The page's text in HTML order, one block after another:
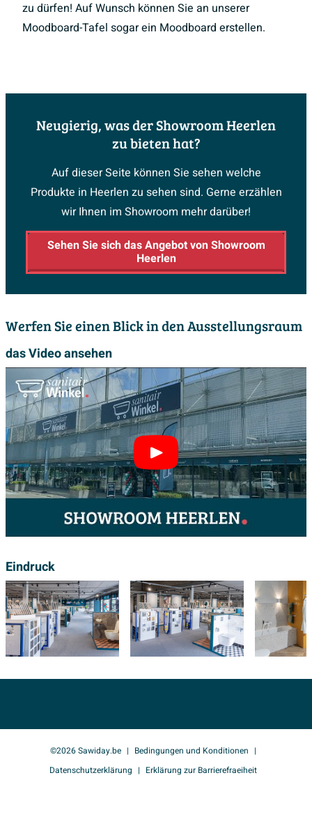
zu dürfen! Auf Wunsch können Sie an unserer
Moodboard-Tafel sogar ein Moodboard erstellen.
Neugierig, was der Showroom Heerlen
zu bieten hat?
Auf dieser Seite können Sie sehen welche
Produkte in Heerlen zu sehen sind. Gerne erzählen
wir Ihnen im Showroom mehr darüber!
Sehen Sie sich das Angebot von Showroom
Heerlen
Werfen Sie einen Blick in den Ausstellungsraum
das Video ansehen
Eindruck
©2026 Sawiday.be
Bedingungen und Konditionen
Datenschutzerklärung
Erklärung zur Barrierefraeiheit